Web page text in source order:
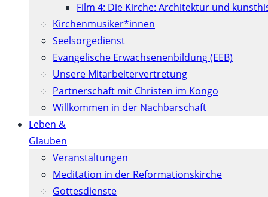
Film 4: Die Kirche: Architektur und
Kirchenmusiker*innen
Seelsorgedienst
Evangelische Erwachsenenbildung (EEB)
Unsere Mitarbeitervertretung
Partnerschaft mit Christen im Kongo
Willkommen in der Nachbarschaft
Leben &
Glauben
Veranstaltungen
Meditation in der Reformationskirche
Gottesdienste